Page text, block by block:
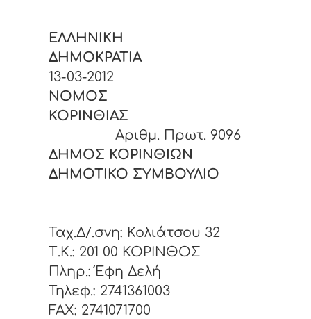
ΕΛΛΗΝΙΚΗ
ΔΗΜΟΚΡΑΤΙΑ
13-03-2012
ΝΟΜΟΣ
Αριθμ. Πρωτ. 9096
ΔΗΜΟΣ ΚΟΡΙΝΘΙΩΝ
ΔΗΜΟΤΙΚΟ
Ταχ.Δ/.σνη: Κολιάτσου 32
Τ.Κ.: 201 00 ΚΟΡΙΝΘΟΣ
Πληρ.: Έφη Δελή
Τηλεφ.: 2741361003
FAX: 2741071700